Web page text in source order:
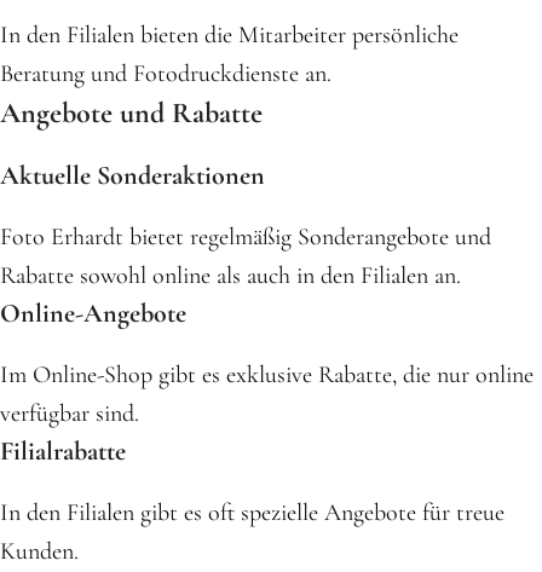
In den Filialen bieten die Mitarbeiter persönliche
Beratung und Fotodruckdienste an.
Angebote und Rabatte
Aktuelle Sonderaktionen
Foto Erhardt bietet regelmäßig Sonderangebote und
Rabatte sowohl online als auch in den Filialen an.
Online-Angebote
Im Online-Shop gibt es exklusive Rabatte, die nur online
verfügbar sind.
Filialrabatte
In den Filialen gibt es oft spezielle Angebote für treue
Kunden.